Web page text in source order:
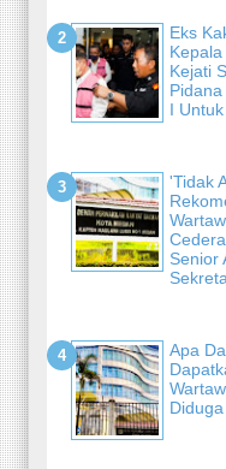
Eks
Kejati
I
'Tidak
Senior
Apa